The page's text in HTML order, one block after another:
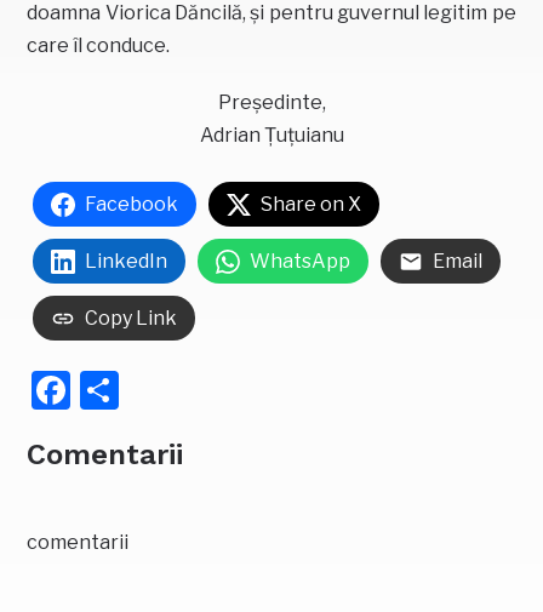
doamna Viorica Dăncilă, și pentru guvernul legitim pe
care îl conduce.
Președinte,
Adrian Țuțuianu
Facebook Share on X
LinkedIn WhatsApp Email
Copy Link
Facebook
Comentarii
comentarii